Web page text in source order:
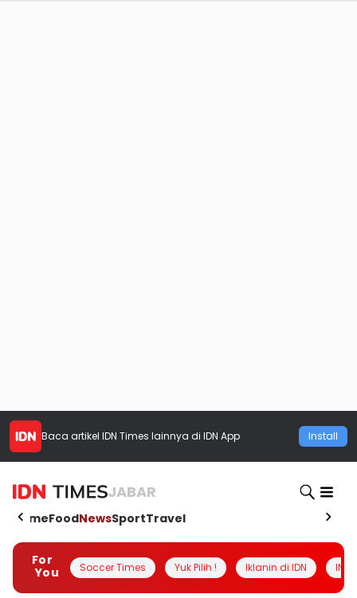
Baca artikel IDN Times lainnya di IDN App Install
JABAR
HomeFoodNewsSportTravel
For
You
Soccer Times Yuk Pilih ! Iklanin di IDN